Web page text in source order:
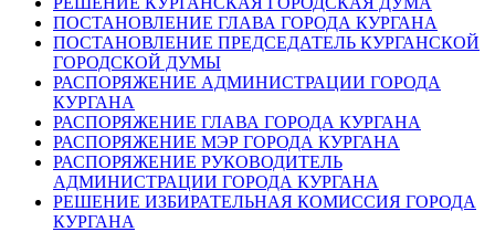
ПОСТАНОВЛЕНИЕ ГЛАВА ГОРОДА КУРГАНА
ПОСТАНОВЛЕНИЕ ПРЕДСЕДАТЕЛЬ КУРГАНСКОЙ
ГОРОДСКОЙ ДУМЫ
РАСПОРЯЖЕНИЕ АДМИНИСТРАЦИИ ГОРОДА
КУРГАНА
РАСПОРЯЖЕНИЕ ГЛАВА ГОРОДА КУРГАНА
РАСПОРЯЖЕНИЕ МЭР ГОРОДА КУРГАНА
РАСПОРЯЖЕНИЕ РУКОВОДИТЕЛЬ
АДМИНИСТРАЦИИ ГОРОДА КУРГАНА
РЕШЕНИЕ ИЗБИРАТЕЛЬНАЯ КОМИССИЯ ГОРОДА
КУРГАНА